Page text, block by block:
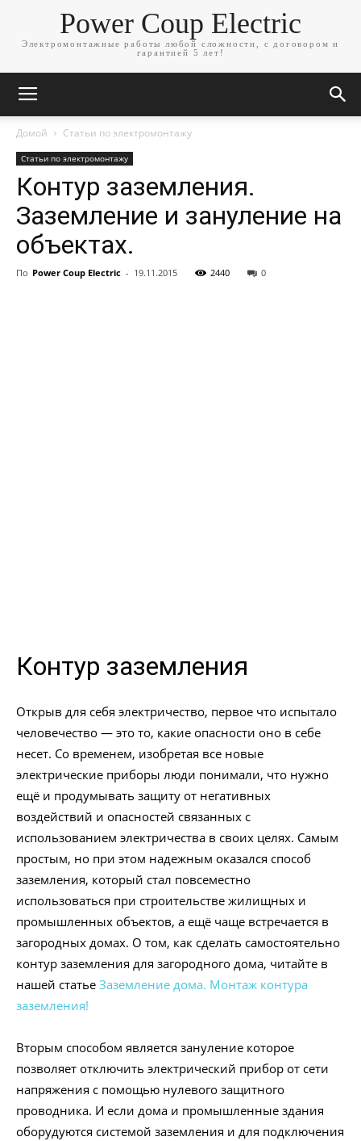
Power Coup Electric
Электромонтажные работы любой сложности, с договором и
гарантией 5 лет!
Домой Статьи по электромонтажу
Статьи по электромонтажу
Контур заземления.
Заземление и зануление на
объектах.
По Power Coup Electric - 19.11.2015 2440 0
Контур заземления
Открыв для себя электричество, первое что испытало
человечество — это то, какие опасности оно в себе
несет. Со временем, изобретая все новые
электрические приборы люди понимали, что нужно
ещё и продумывать защиту от негативных
воздействий и опасностей связанных с
использованием электричества в своих целях. Самым
простым, но при этом надежным оказался способ
заземления, который стал повсеместно
использоваться при строительстве жилищных и
промышленных объектов, а ещё чаще встречается в
загородных домах. О том, как сделать самостоятельно
контур заземления для загородного дома, читайте в
нашей статье Заземление дома. Монтаж контура
заземления!
Вторым способом является зануление которое
позволяет отключить электрический прибор от сети
напряжения с помощью нулевого защитного
проводника. И если дома и промышленные здания
оборудуются системой заземления и для подключения